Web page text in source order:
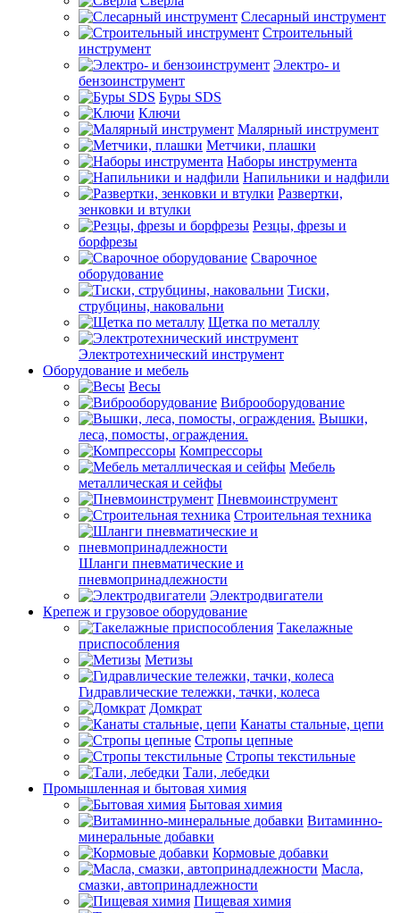
Слесарный инструмент
Строительный
инструмент
Электро- и
бензоинструмент
Буры SDS
Ключи
Малярный инструмент
Метчики, плашки
Наборы инструмента
Напильники и надфили
Развертки,
зенковки и втулки
Резцы, фрезы и
борфрезы
Сварочное
оборудование
Тиски,
струбцины, наковальни
Щетка по металлу
Электротехнический инструмент
Оборудование и мебель
Весы
Виброоборудование
Вышки,
леса, помосты, ограждения.
Компрессоры
Мебель
металлическая и сейфы
Пневмоинструмент
Строительная техника
Шланги пневматические и
пневмопринадлежности
Электродвигатели
Крепеж и грузовое оборудование
Такелажные
приспособления
Метизы
Гидравлические тележки, тачки, колеса
Домкрат
Канаты стальные, цепи
Стропы цепные
Стропы текстильные
Тали, лебедки
Промышленная и бытовая химия
Бытовая химия
Витаминно-
минеральные добавки
Кормовые добавки
Масла,
смазки, автопринадлежности
Пищевая химия